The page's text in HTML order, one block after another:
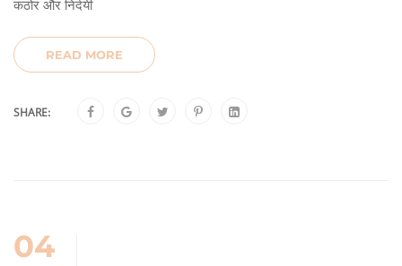
कठोर और निर्दयी
READ MORE
SHARE:
04